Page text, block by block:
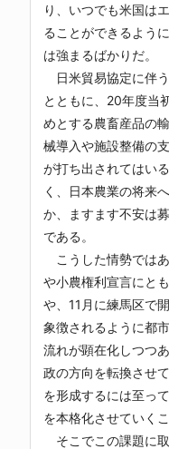
り、いつでも米国は
ることができるよう
は強まるばかりだ。
日米貿易協定に伴
とともに、20年度当
めとする農畜産品の
械導入や施設整備の
が打ち出されてはい
く、日本農業の将来
か、ますます不安は
である。
こうした情勢では
や小農権利宣言にと
や、11月に練馬区で
象徴されるように都
流れが顕在化しつつ
政の方向を転換させ
を形成するには至っ
を本格化させていく
そこでこの課題に